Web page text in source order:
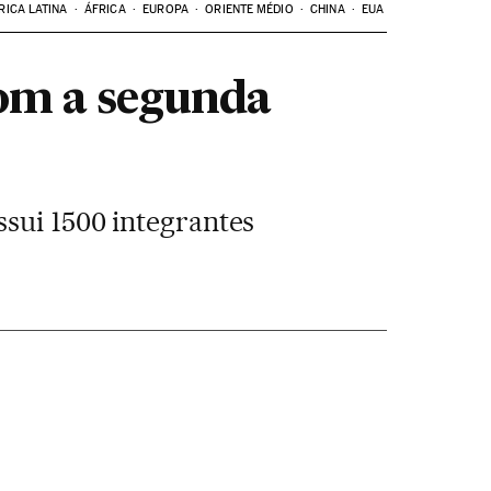
LATINA ÁFRICA EUROPA ORIENTE MÉDIO CHINA EUA
a segunda
1500 integrantes